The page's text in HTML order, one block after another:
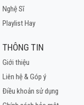
Nghệ Sĩ
Playlist Hay
THÔNG TIN
Giới thiệu
Liên hệ & Góp ý
Điều khoản sử dụng